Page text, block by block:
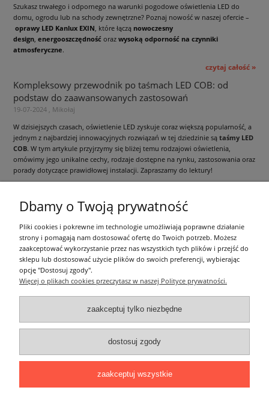
Szukasz trwałego i odpornego na warunki pogodowe oświetlenia LED do
domu, ogrodu lub na schody zewnętrzne? Poznaj nowość w naszej ofercie –
oprawy LED Kanlux EXIN, które łączą nowoczesny
design, energooszczędność oraz wysoką odporność na czynniki
atmosferyczne.
czytaj całość »
Kompleksowy przewodnik po taśmach LED COB: od
podstaw do zaawansowanych zastosowań
19-07-2024 , Mikołaj
W dzisiejszych czasach, oświetlenie LED zyskuje coraz większą popularność, a
jednym z najbardziej innowacyjnych rozwiązań w tej dziedzinie są taśmy LED
COB. W tym artykule przyjrzymy się bliżej temu rodzajowi oświetlenia,
omówimy jego unikalne cechy, rodzaje dostępne na rynku, zastosowania oraz
porady dotyczące prawidłowej instalacji. Zapraszamy do lektury!
Informacje ogólne
Zakupy
Moje konto
Pozostałe
Łatwy dojazd z Sopotu, Gdańska i Gdyni - przekonaj się i kup również na
miejscu!
ONELED, ul. Kasprowicza 4, 83-000 Pruszcz Gdański
e-mail: biuro@oneled.pl | tel.: 511-711-113 | tel.: 511-115-157 | tel.: 511-711-
Dbamy o Twoją prywatność
Pliki cookies i pokrewne im technologie umożliwiają poprawne działanie
strony i pomagają nam dostosować ofertę do Twoich potrzeb. Możesz
zaakceptować wykorzystanie przez nas wszystkich tych plików i przejść do
sklepu lub dostosować użycie plików do swoich preferencji, wybierając
opcję "Dostosuj zgody".
Więcej o plikach cookies przeczytasz w naszej Polityce prywatności.
zaakceptuj tylko niezbędne
dostosuj zgody
zaakceptuj wszystkie